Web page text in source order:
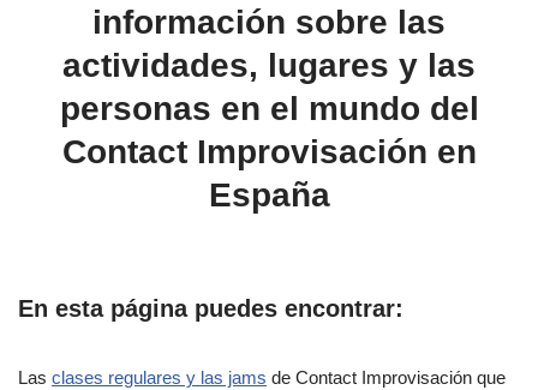
información sobre las
actividades, lugares y las
personas en el mundo del
Contact Improvisación en
España
En esta página puedes encontrar:
Las cl ases regulares y las jams de Contact Improvisación que